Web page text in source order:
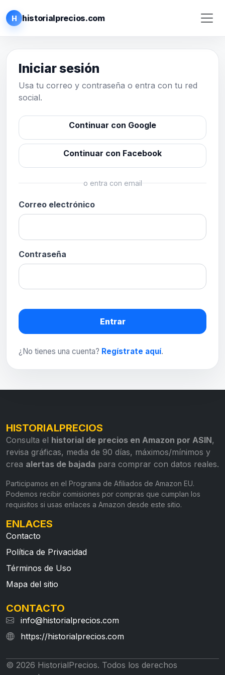
H historialprecios.com
Iniciar sesión
Usa tu correo y contraseña o entra con tu red
social.
Continuar con Google
Continuar con Facebook
o entra con email
Correo electrónico
Contraseña
Entrar
¿No tienes una cuenta? Regístrate aquí.
HISTORIALPRECIOS
Consulta el historial de precios en Amazon por ASIN,
revisa gráficas, media de 90 días, máximos/mínimos y
crea alertas de bajada para comprar con datos reales.
Participamos en el Programa de Afiliados de Amazon EU.
Podemos recibir comisiones por compras que cumplan los
requisitos si usas enlaces a Amazon desde este sitio.
ENLACES
Contacto
Política de Privacidad
Términos de Uso
Mapa del sitio
CONTACTO
info@historialprecios.com
https://historialprecios.com
© 2026 HistorialPrecios. Todos los derechos